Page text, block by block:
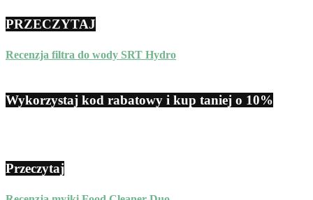
PRZECZYTAJ
Recenzja filtra do wody SRT Hydro
Wykorzystaj kod rabatowy i kup taniej o 10%
Przeczytaj